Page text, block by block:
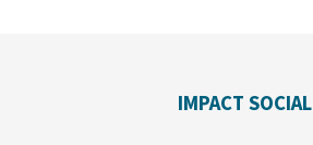
IMPACT SOCIAL